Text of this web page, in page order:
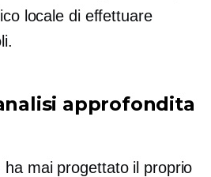
locale di effettuare
approfondita
mai progettato il proprio